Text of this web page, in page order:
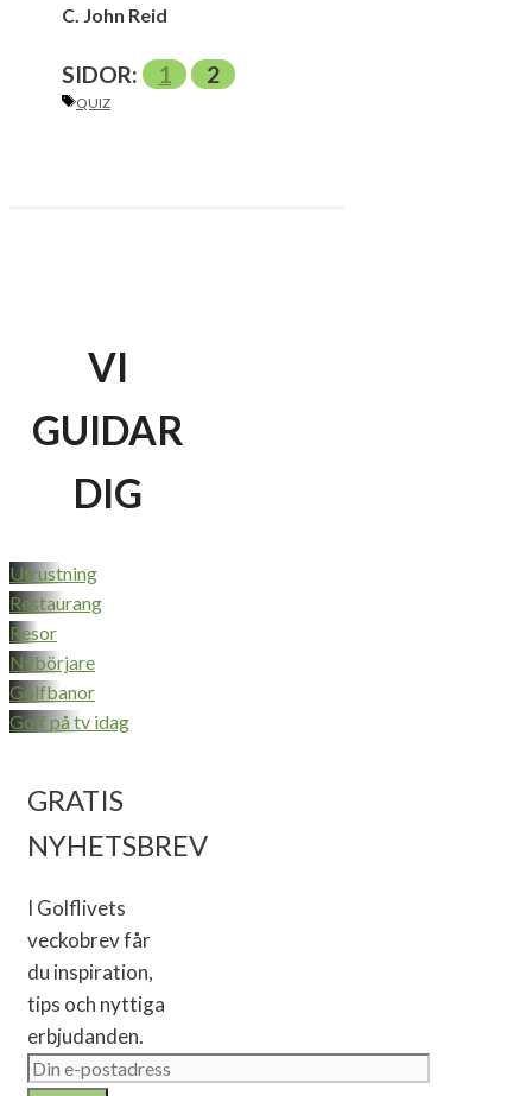
C. John Reid
SIDOR: 1 2
ETIKETTER
QUIZ
VI
GUIDAR
DIG
Utrustning
Restaurang
Resor
Nybörjare
Golfbanor
Golf på tv idag
GRATIS
NYHETSBREV
I Golflivets
veckobrev får
du inspiration,
tips och nyttiga
erbjudanden.